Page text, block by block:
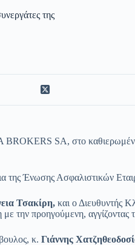
της
SA, στο καθιερωμένο
της Ένωσης Ασφαλιστικών
Τσακίρη, και ο Διευθυντής
την προηγούμενη,
κ. Γιάννης